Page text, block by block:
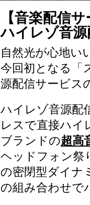
【音楽配信
ハイレゾ音
自然光が心地い
今回初となる「
源配信サービス
ハイレゾ音源配
レスで直接ハイ
ブランドの超高
ヘッドフォン祭
の密閉型ダイナ
の組み合わせで